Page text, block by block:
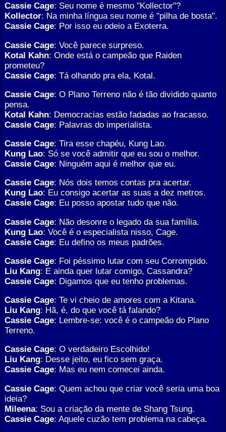
Cassie Cage: Seu nome é mesmo "Kollector"?
Kollector: Na minha língua seu nome é "pilha de bosta".
Cassie Cage: Por isso eu odeio a Exoterra.
Cassie Cage: Você parece surpreso.
Kotal Kahn: Onde está o campeão que Raiden
prometeu?
Cassie Cage: Tá olhando pra ela, Kotal.
Cassie Cage: O Plano Terreno não é tão dividido quanto
pensa.
Kotal Kahn: Democracias estão fadadas ao fracasso.
Cassie Cage: Palavras do imperialista.
Cassie Cage: Tira esse chapéu, Kung Lao.
Kung Lao: Só se você admitir que eu sou o melhor.
Cassie Cage: Ninguém aqui é melhor que eu.
Cassie Cage: Nós dois temos contas pra acertar.
Kung Lao: Eu consigo acertar as suas a dez metros.
Cassie Cage: Eu posso apostar tudo que não.
Cassie Cage: Não desonre o legado da sua família.
Kung Lao: Você é o especialista nisso, Cage.
Cassie Cage: Eu defino os meus padrões.
Cassie Cage: Foi péssimo lutar com seu Corrompido.
Liu Kang: E ainda quer lutar comigo, Cassandra?
Cassie Cage: Digamos que eu tenho problemas.
Cassie Cage: Te vi cheio de amores com a Kitana.
Liu Kang: Hã, é, do que você tá falando?
Cassie Cage: Lembre-se: você é o campeão do Plano
Terreno.
Cassie Cage: O verdadeiro Escolhido!
Liu Kang: Desse jeito, eu fico sem graça.
Cassie Cage: Mas eu nem comecei ainda.
Cassie Cage: Quem achou que criar você seria uma boa
ideia?
Mileena: Sou a criação da mente de Shang Tsung.
Cassie Cage: Aquele cuzão tem problema na cabeça.